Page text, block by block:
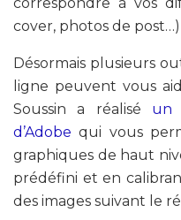
cover, photos de post…)
Désormais plusieurs
ligne peuvent vous
Soussin a réalisé un
d’Adobe qui vous
graphiques de haut
prédéfini et en
des images suivant le